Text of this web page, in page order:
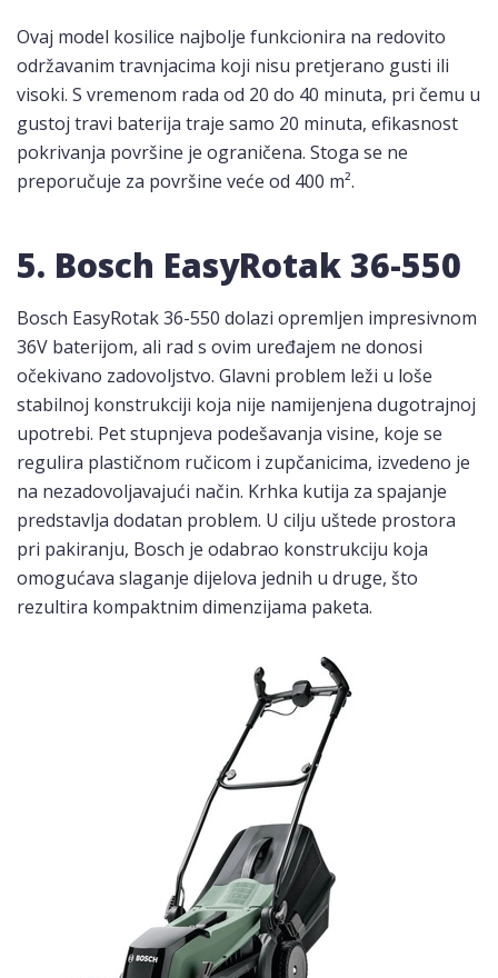
Ovaj model kosilice najbolje funkcionira na redovito
održavanim travnjacima koji nisu pretjerano gusti ili
visoki. S vremenom rada od 20 do 40 minuta, pri čemu u
gustoj travi baterija traje samo 20 minuta, efikasnost
pokrivanja površine je ograničena. Stoga se ne
preporučuje za površine veće od 400 m².
5. Bosch EasyRotak 36-550
Bosch EasyRotak 36-550 dolazi opremljen impresivnom
36V baterijom, ali rad s ovim uređajem ne donosi
očekivano zadovoljstvo. Glavni problem leži u loše
stabilnoj konstrukciji koja nije namijenjena dugotrajnoj
upotrebi. Pet stupnjeva podešavanja visine, koje se
regulira plastičnom ručicom i zupčanicima, izvedeno je
na nezadovoljavajući način. Krhka kutija za spajanje
predstavlja dodatan problem. U cilju uštede prostora
pri pakiranju, Bosch je odabrao konstrukciju koja
omogućava slaganje dijelova jednih u druge, što
rezultira kompaktnim dimenzijama paketa.